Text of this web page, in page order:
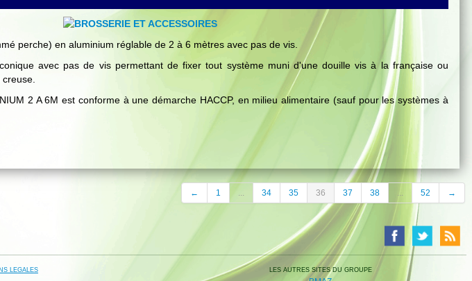
perche) en aluminium réglable de 2 à 6 mètres avec pas de vis.
avec pas de vis permettant de fixer tout système muni d'une douille vis à la française ou
2 A 6M est conforme à une démarche HACCP, en milieu alimentaire (sauf pour les systèmes à
← 1 ... 34 35 36 37 38 ... 52 →
LEGALES LES AUTRES SITES DU GROUPE